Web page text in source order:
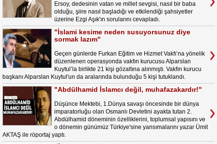
Ersoy, dedesinin vatan ve millet sevgisi, nasıl bir baba
olduğu, şiire nasıl başladığı ve etkilendiği şahsiyetler
üzerine Ezgi Aşık'ın sorularını cevapladı.
"İslami kesime neden susuyorsunuz diye
sormak lazım"
Geçen günlerde Furkan Eğitim ve Hizmet Vakfı’na yönelik
düzenlenen operasyonda vakfın kurucusu Alparslan
Kuytul’la birlikte 21 kişi gözaltına alınmıştı. Vakfın kurucu
başkanı Alparslan Kuytul'un da aralarında bulunduğu 5 kişi tutuklandı.
"Abdülhamid İslamcı değil, muhafazakardır!"
Düşünce Mektebi, 1.Dünya savaşı öncesinde bir dünya
imparatorluğu olan Osmanlı Devletini ayakta tutan 2.
Abdülhamid döneminin özelliklerini, toplumsal yapısını ve
o dönemin günümüz Türkiye'sine yansımalarını yazar Ümit
AKTAŞ ile röportaj yaptı.